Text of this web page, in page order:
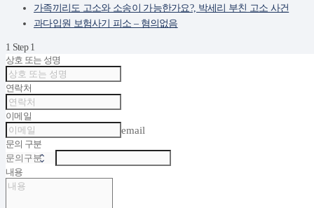
가족끼리도 고소와 소송이 가능한가요?, 박세리 부친 고소 사건
과다입원 보험사기 피소 – 혐의없음
1 Step 1
상호 또는 성명
연락처
이메일
email
문의 구분
내용